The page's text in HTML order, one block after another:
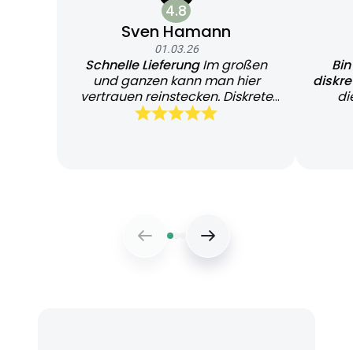
4.8
Sven Hamann
01.03.26
Schnelle LieferungIm großen
und ganzen kann man hier
vertrauen reinstecken. Diskrete
und schnelle Lieferung